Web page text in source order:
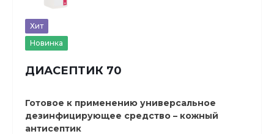
Хит
Новинка
ДИАСЕПТИК 70
Готовое к применению универсальное
дезинфицирующее средство – кожный
антисептик